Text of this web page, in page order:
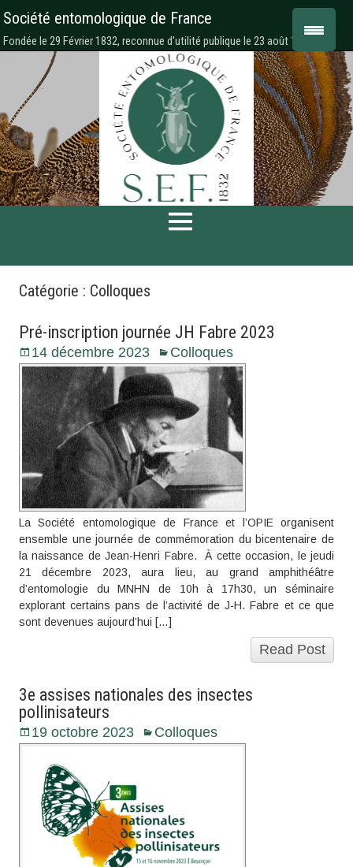
Société entomologique de France
Fondée le 29 Février 1832, reconnue d'utilité publique le 23 août 1878
Catégorie : Colloques
Pré-inscription journée JH Fabre 2023
14 décembre 2023 Colloques
La Société entomologique de France et l’OPIE organisent
ensemble une journée de commémoration du bicentenaire de
la naissance de Jean-Henri Fabre. À cette occasion, le jeudi
21 décembre 2023, aura lieu, au grand amphithéâtre
d’entomologie du MNHN de 10h à 17h30, un séminaire
explorant certains pans de l’activité de J-H. Fabre et ce que
sont devenues aujourd’hui […]
Read Post
3e assises nationales des insectes
pollinisateurs
19 octobre 2023 Colloques